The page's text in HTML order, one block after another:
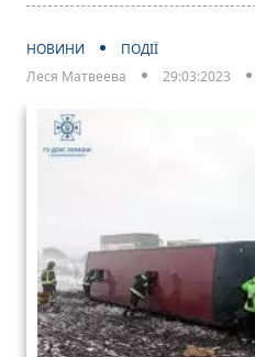
НОВИНИ
ПОДІЇ
Леся Матвеева
29:03:2023